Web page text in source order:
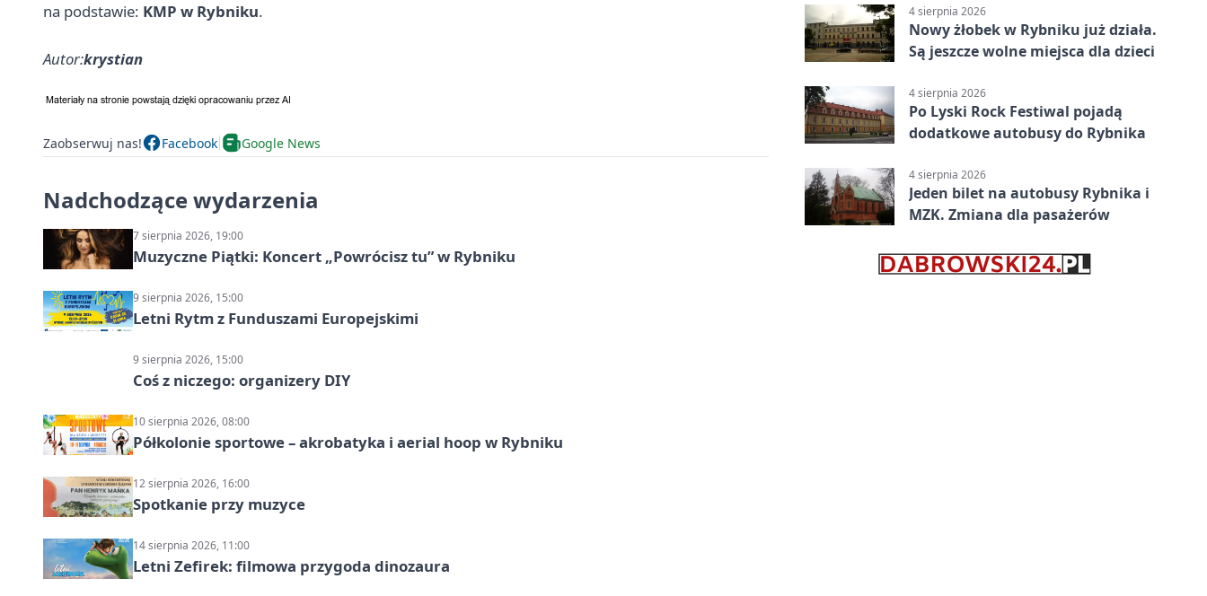
na podstawie: KMP w Rybniku.
Autor:krystian
Zaobserwuj nas! Facebook Google News
Nadchodzące wydarzenia
7 sierpnia 2026, 19:00
Muzyczne Piątki: Koncert „Powrócisz tu” w Rybniku
9 sierpnia 2026, 15:00
Letni Rytm z Funduszami Europejskimi
9 sierpnia 2026, 15:00
Coś z niczego: organizery DIY
10 sierpnia 2026, 08:00
Półkolonie sportowe – akrobatyka i aerial hoop w Rybniku
12 sierpnia 2026, 16:00
Spotkanie przy muzyce
14 sierpnia 2026, 11:00
Letni Zefirek: filmowa przygoda dinozaura
4 sierpnia 2026
Nowy żłobek w Rybniku już działa.
Są jeszcze wolne miejsca dla dzieci
4 sierpnia 2026
Po Lyski Rock Festiwal pojadą
dodatkowe autobusy do Rybnika
4 sierpnia 2026
Jeden bilet na autobusy Rybnika i
MZK. Zmiana dla pasażerów